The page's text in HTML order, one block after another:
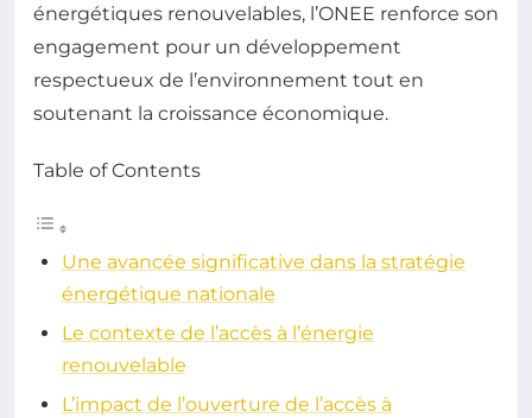
énergétiques renouvelables, l’ONEE renforce son
engagement pour un développement
respectueux de l’environnement tout en
soutenant la croissance économique.
Table of Contents
Une avancée significative dans la stratégie
énergétique nationale
Le contexte de l’accès à l’énergie
renouvelable
L’impact de l’ouverture de l’accès à